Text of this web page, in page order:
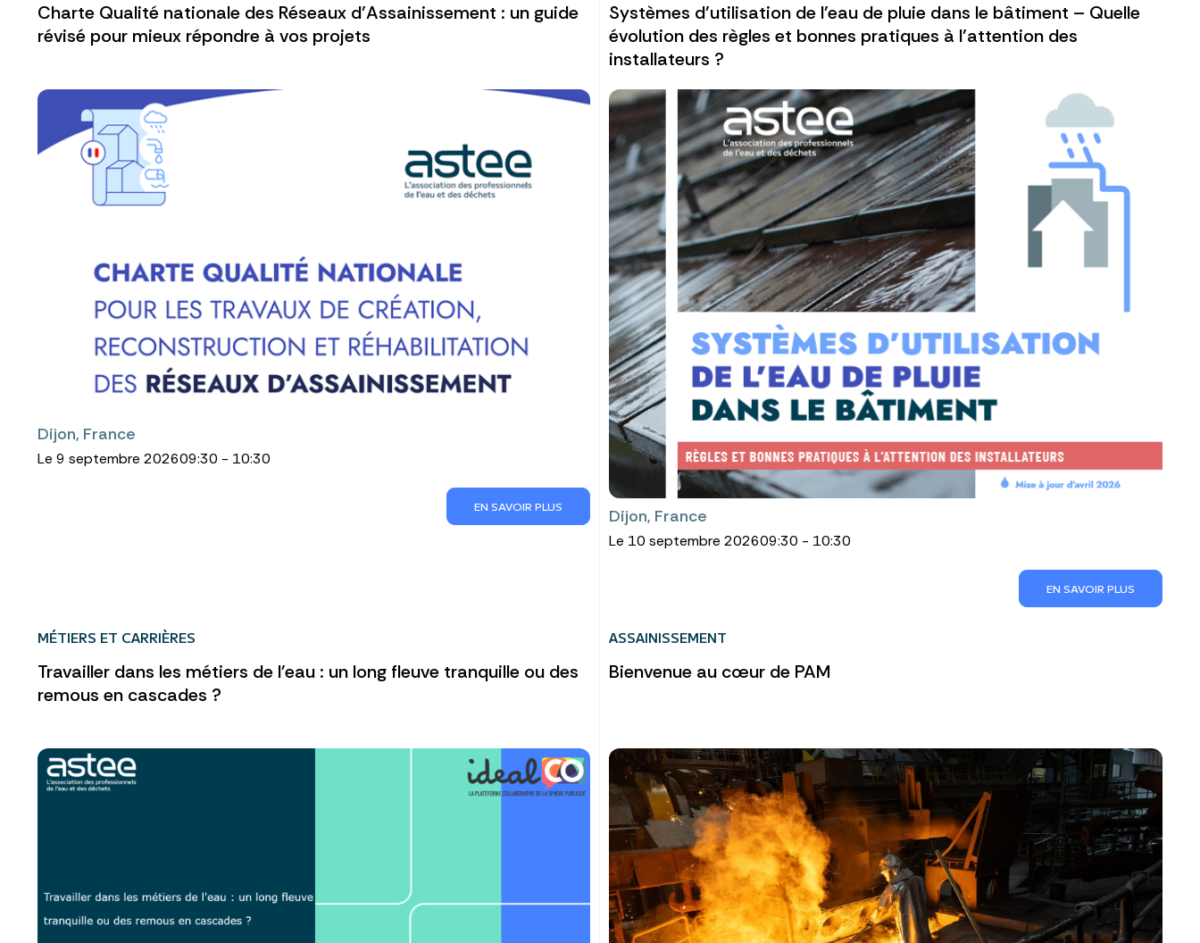
Charte Qualité nationale des Réseaux d’Assainissement : un guide
révisé pour mieux répondre à vos projets
Dijon, France
Le 9 septembre 202609:30 - 10:30
EN SAVOIR PLUS
Systèmes d’utilisation de l’eau de pluie dans le bâtiment – Quelle
évolution des règles et bonnes pratiques à l’attention des
installateurs ?
Dijon, France
Le 10 septembre 202609:30 - 10:30
EN SAVOIR PLUS
MÉTIERS ET CARRIÈRES
Travailler dans les métiers de l'eau : un long fleuve tranquille ou des
remous en cascades ?
ASSAINISSEMENT
Bienvenue au cœur de PAM